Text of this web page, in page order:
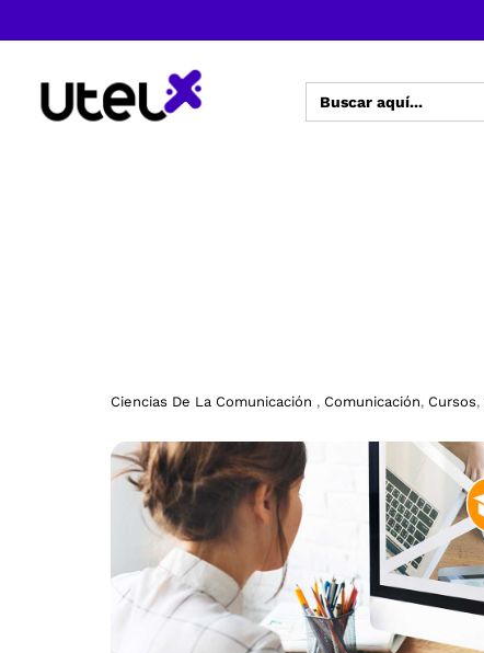
Buscar:
Ciencias De La Comunicación , Comunicación, Cursos,